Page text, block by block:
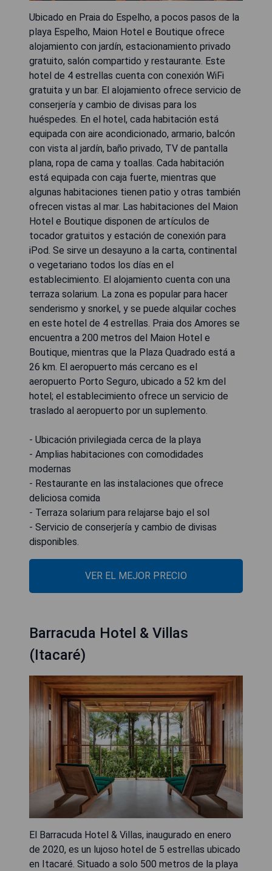
Ubicado en Praia do Espelho, a pocos pasos de la
playa Espelho, Maion Hotel e Boutique ofrece
alojamiento con jardín, estacionamiento privado
gratuito, salón compartido y restaurante. Este
hotel de 4 estrellas cuenta con conexión WiFi
gratuita y un bar. El alojamiento ofrece servicio de
conserjería y cambio de divisas para los
huéspedes. En el hotel, cada habitación está
equipada con aire acondicionado, armario, balcón
con vista al jardín, baño privado, TV de pantalla
plana, ropa de cama y toallas. Cada habitación
está equipada con caja fuerte, mientras que
algunas habitaciones tienen patio y otras también
ofrecen vistas al mar. Las habitaciones del Maion
Hotel e Boutique disponen de artículos de
tocador gratuitos y estación de conexión para
iPod. Se sirve un desayuno a la carta, continental
o vegetariano todos los días en el
establecimiento. El alojamiento cuenta con una
terraza solarium. La zona es popular para hacer
senderismo y snorkel, y se puede alquilar coches
en este hotel de 4 estrellas. Praia dos Amores se
encuentra a 200 metros del Maion Hotel e
Boutique, mientras que la Plaza Quadrado está a
26 km. El aeropuerto más cercano es el
aeropuerto Porto Seguro, ubicado a 52 km del
hotel; el establecimiento ofrece un servicio de
traslado al aeropuerto por un suplemento.
- Ubicación privilegiada cerca de la playa
- Amplias habitaciones con comodidades
modernas
- Restaurante en las instalaciones que ofrece
deliciosa comida
- Terraza solarium para relajarse bajo el sol
- Servicio de conserjería y cambio de divisas
disponibles.
VER EL MEJOR PRECIO
Barracuda Hotel & Villas
(Itacaré)
El Barracuda Hotel & Villas, inaugurado en enero
de 2020, es un lujoso hotel de 5 estrellas ubicado
en Itacaré. Situado a solo 500 metros de la playa